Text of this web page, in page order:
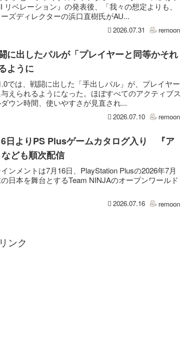
ベレーション』の発表後、「我々の想定よりも、
ズディレクターの浜口直樹氏がAU...
2026.07.31 remoon
に出したパルが「プレイヤーと同等かそれ
ように
では、戦闘に出した「手出しパル」が、プレイヤー
えられるようになった。ほぼすべてのアクティブス
ウン時間、使いやすさが見直され...
2026.07.10 remoon
日よりPS Plusゲームカタログ入り 『ア
ども順次配信
ンメントは7月16日、PlayStation Plusの2026年7月
日本を舞台とするTeam NINJAのオープンワールド
2026.07.16 remoon
ンク